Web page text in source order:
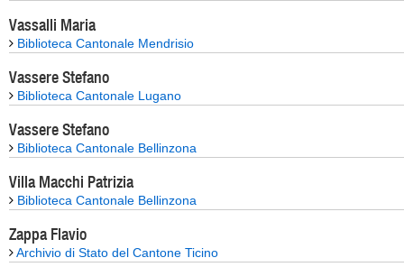
Vassalli Maria
Biblioteca Cantonale Mendrisio
Vassere Stefano
Biblioteca Cantonale Lugano
Vassere Stefano
Biblioteca Cantonale Bellinzona
Villa Macchi Patrizia
Biblioteca Cantonale Bellinzona
Zappa Flavio
Archivio di Stato del Cantone Ticino